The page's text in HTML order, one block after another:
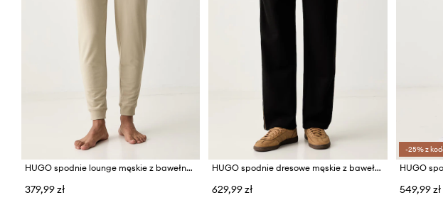
HUGO spodnie lounge męskie z bawełną NOAH PANTS
379,99 zł
HUGO spodnie dresowe męskie z bawełną Dislano
629,99 zł
-25% z
549,99 zł